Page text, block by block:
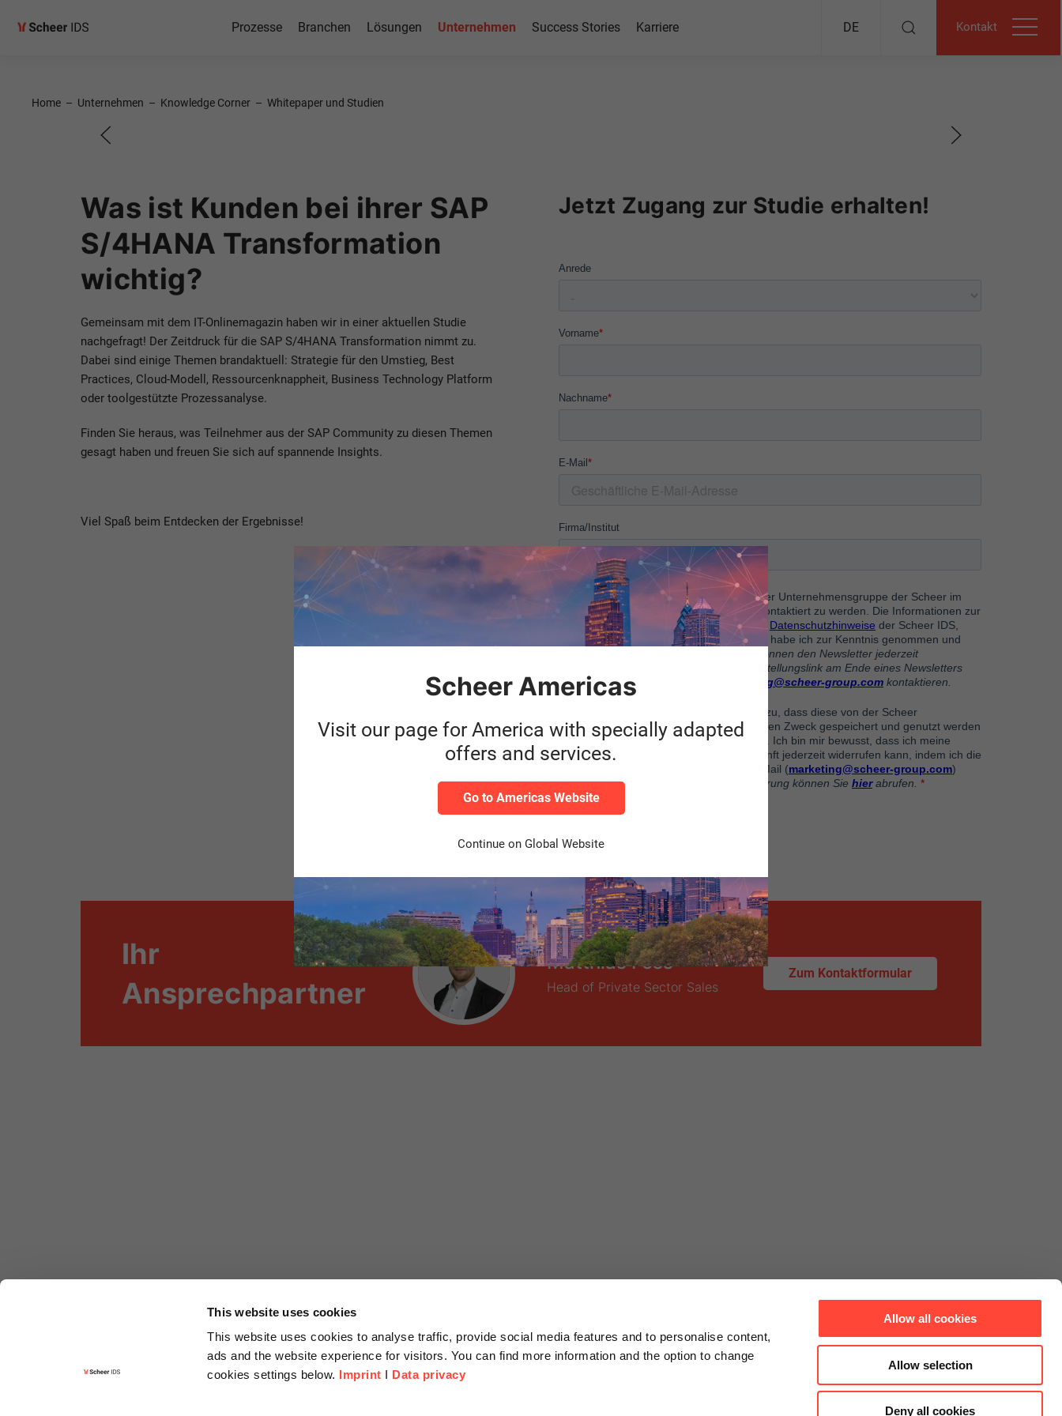
This website uses cookies
This website uses cookies to analyse traffic, provide social media features and to personalise content,
ads and the website experience for visitors. You can find more information and the option to change
cookies settings below. Imprint I Data privacy
Allow all cookies
Allow selection
Deny all cookies
Prozesse Branchen Lösungen Unternehmen Success Stories Karriere DE Kontakt
Home – Unternehmen – Knowledge Corner – Whitepaper und Studien
SAP S/4HANA
Studie 2023
Sprechen Sie uns an!
Was ist Kunden bei ihrer SAP
S/4HANA Transformation
wichtig?
Gemeinsam mit dem IT-Onlinemagazin haben wir in einer aktuellen Studie
nachgefragt! Der Zeitdruck für die SAP S/4HANA Transformation nimmt zu.
Dabei sind einige Themen brandaktuell: Strategie für den Umstieg, Best
Practices, Cloud-Modell, Ressourcenknappheit, Business Technology Platform
oder toolgestützte Prozessanalyse.
Finden Sie heraus, was Teilnehmer aus der SAP Community zu diesen Themen
gesagt haben und freuen Sie sich auf spannende Insights.
Viel Spaß beim Entdecken der Ergebnisse!
Jetzt Zugang zur Studie erhalten!
Ihr
Ansprechpartner
Matthias Foss
Head of Private Sector Sales
Zum Kontaktformular
Scheer Americas
Visit our page for America with specially adapted
offers and services.
Go to Americas Website
Continue on Global Website